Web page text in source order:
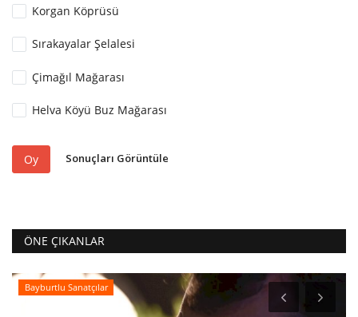
Korgan Köprüsü
Sırakayalar Şelalesi
Çimağıl Mağarası
Helva Köyü Buz Mağarası
Oy Sonuçları Görüntüle
ÖNE ÇIKANLAR
Bayburtlu Şairler